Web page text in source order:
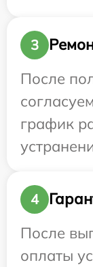
3
После
график
4
После
оплаты